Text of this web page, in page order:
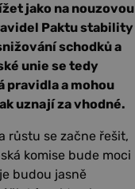
jako na nouzovou
Paktu stability
schodků a
unie se tedy
pravidla a mohou
uznají za vhodné.
růstu se začne řešit,
komise bude moci
budou jasně